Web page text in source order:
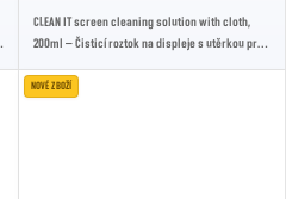
CLEAN IT screen cleaning solution with cloth,
200ml – Čisticí roztok na displeje s utěrkou pro
NOVÉ ZBOŽÍ